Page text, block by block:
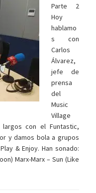
Parte 2
Hoy
hablamo
s con
Carlos
Álvarez,
jefe de
prensa
del
Music
Village
con el Funtastic,
y damos bola a grupos
& Enjoy. Han sonado:
Marx-Marx – Sun (Like